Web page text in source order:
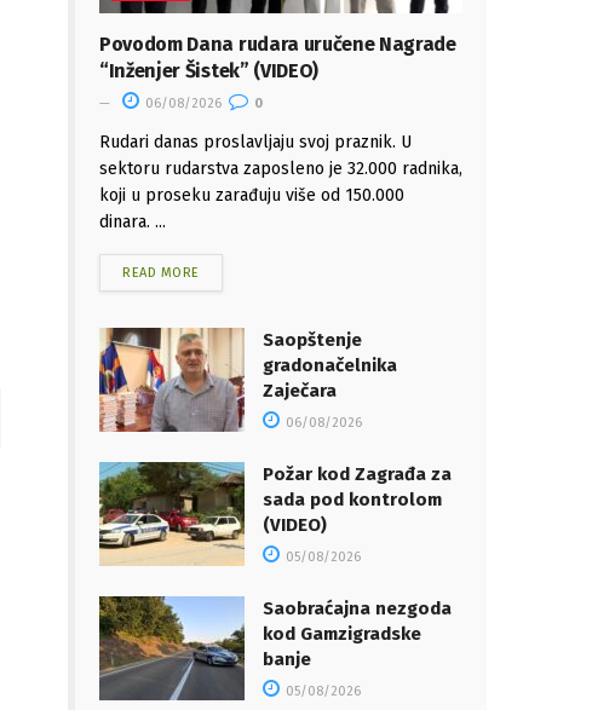
Povodom Dana rudara uručene Nagrade
“Inženjer Šistek” (VIDEO)
06/08/2026 0
Rudari danas proslavljaju svoj praznik. U
sektoru rudarstva zaposleno je 32.000 radnika,
koji u proseku zarađuju više od 150.000
dinara. ...
READ MORE
Saopštenje
gradonačelnika
Zaječara
06/08/2026
Požar kod Zagrađa za
sada pod kontrolom
(VIDEO)
05/08/2026
Saobraćajna nezgoda
kod Gamzigradske
banje
05/08/2026